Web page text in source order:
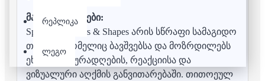
რეპლიკა
ლეგო
მახასიათებლები:
Spot It! Numbers & Shapes არის სწრაფი სამაგიდო
თამაში, რომელიც ბავშვებსა და მოზრდილებს
ეხმარება ყურადღების, რეაქციისა და
ვიზუალური აღქმის განვითარებაში. თითოეულ